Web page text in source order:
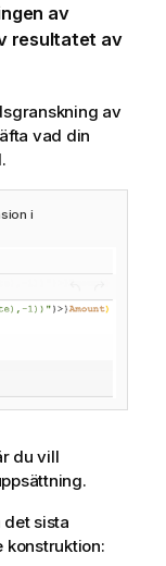
av
resultatet av
av
vad din
i
du vill
sista
konstruktion: